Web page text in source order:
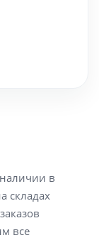
в
складах
все